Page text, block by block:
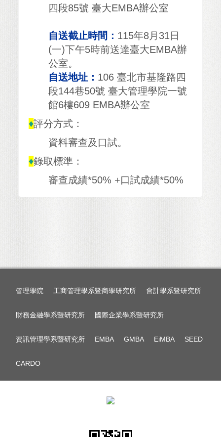
四段85號 臺大EMBA辦公室
自送截止時間： 115年8月31日
(一)下午5時前送達臺大EMBA辦
公室。
自送地址： 106 臺北市基隆路四
段144巷50號 臺大管理學院一號
館6樓609 EMBA辦公室
♦評分方式：
資料審查及口試。
♦錄取標準：
審查成績*50% +口試成績*50%
管理學院 工商管理學系暨商學研究所 會計學系暨研究所
財務金融學系暨研究所 國際企業學系暨研究所
資訊管理學系暨研究所 EMBA GMBA EiMBA SEED
CARDO